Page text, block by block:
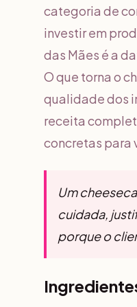
categoria de
investir em
das Mães é a
O que torna o
qualidade dos
receita
concretas para
Um
cuidada,
porque o